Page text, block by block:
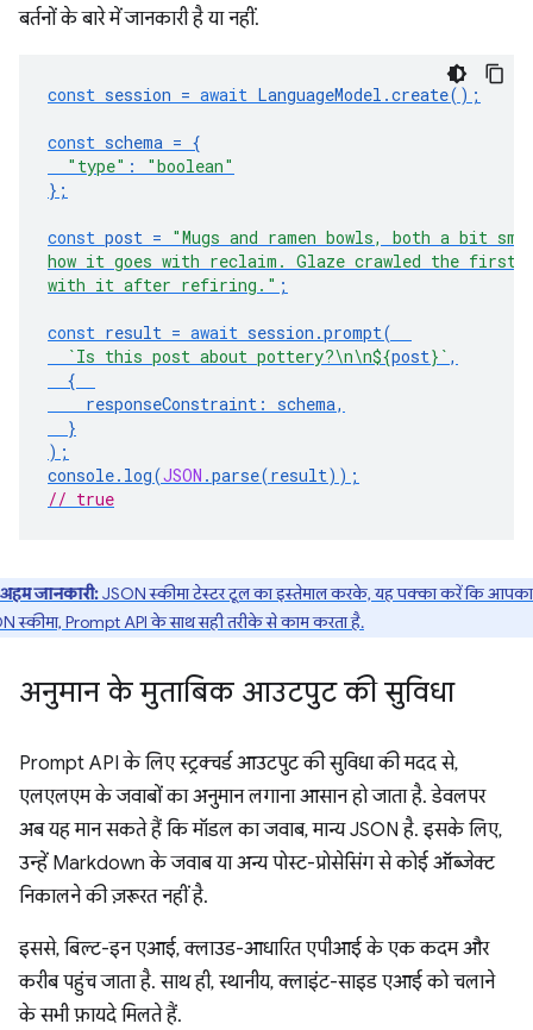
बर्तनों के बारे में जानकारी है या नहीं.
const session = await LanguageModel .create();
const schema = {
"type" :
"boolean"
};
const post = "Mugs and ramen bowls, both a bit
how it goes with reclaim. Glaze crawled the first
with it after refiring." ;
const result = await session .prompt(
`Is this post about pottery?\n\n${post} ` ,
{
responseConstraint : schema,
}
);
console. log(JSON .parse(result));
// true
अहम जानकारी:JSON स्कीमा टेस्टर टूल का इस्तेमाल करके, यह पक्का करें कि आपका
स्कीमा, Prompt API के साथ सही तरीके से काम करता है.
अनुमान के मुताबिक आउटपुट की सुविधा
Prompt API के लिए स्ट्रक्चर्ड आउटपुट की सुविधा की मदद से,
एलएलएम के जवाबों का अनुमान लगाना आसान हो जाता है. डेवलपर
अब यह मान सकते हैं कि मॉडल का जवाब, मान्य JSON है. इसके लिए,
उन्हें Markdown के जवाब या अन्य पोस्ट-प्रोसेसिंग से कोई ऑब्जेक्ट
निकालने की ज़रूरत नहीं है.
इससे, बिल्ट-इन एआई, क्लाउड-आधारित एपीआई के एक कदम और
करीब पहुंच जाता है. साथ ही, स्थानीय, क्लाइंट-साइड एआई को चलाने
के सभी फ़ायदे मिलते हैं.